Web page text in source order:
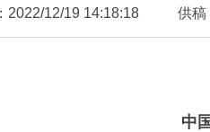
2022/12/19 14:18:18 供稿
中